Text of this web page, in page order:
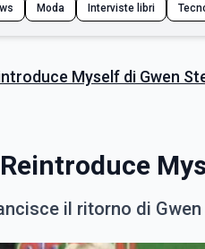
Moda Interviste libri
Myself di Gwen
il ritorno di